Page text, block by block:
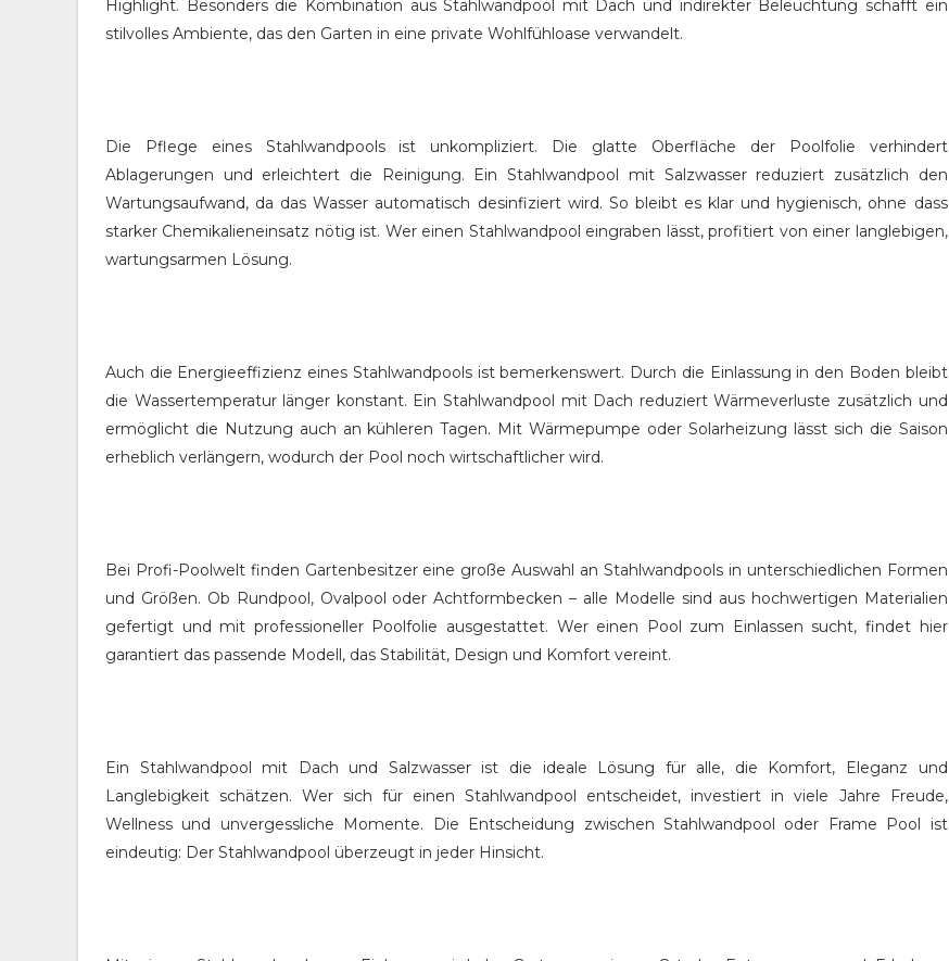
Highlight. Besonders die Kombination aus Stahlwandpool mit Dach und indirekter Beleuchtung schafft ein
stilvolles Ambiente, das den Garten in eine private Wohlfühloase verwandelt.
Die Pflege eines Stahlwandpools ist unkompliziert. Die glatte Oberfläche der Poolfolie verhindert
Ablagerungen und erleichtert die Reinigung. Ein Stahlwandpool mit Salzwasser reduziert zusätzlich den
Wartungsaufwand, da das Wasser automatisch desinfiziert wird. So bleibt es klar und hygienisch, ohne dass
starker Chemikalieneinsatz nötig ist. Wer einen Stahlwandpool eingraben lässt, profitiert von einer langlebigen,
wartungsarmen Lösung.
Auch die Energieeffizienz eines Stahlwandpools ist bemerkenswert. Durch die Einlassung in den Boden bleibt
die Wassertemperatur länger konstant. Ein Stahlwandpool mit Dach reduziert Wärmeverluste zusätzlich und
ermöglicht die Nutzung auch an kühleren Tagen. Mit Wärmepumpe oder Solarheizung lässt sich die Saison
erheblich verlängern, wodurch der Pool noch wirtschaftlicher wird.
Bei Profi-Poolwelt finden Gartenbesitzer eine große Auswahl an Stahlwandpools in unterschiedlichen Formen
und Größen. Ob Rundpool, Ovalpool oder Achtformbecken – alle Modelle sind aus hochwertigen Materialien
gefertigt und mit professioneller Poolfolie ausgestattet. Wer einen Pool zum Einlassen sucht, findet hier
garantiert das passende Modell, das Stabilität, Design und Komfort vereint.
Ein Stahlwandpool mit Dach und Salzwasser ist die ideale Lösung für alle, die Komfort, Eleganz und
Langlebigkeit schätzen. Wer sich für einen Stahlwandpool entscheidet, investiert in viele Jahre Freude,
Wellness und unvergessliche Momente. Die Entscheidung zwischen Stahlwandpool oder Frame Pool ist
eindeutig: Der Stahlwandpool überzeugt in jeder Hinsicht.